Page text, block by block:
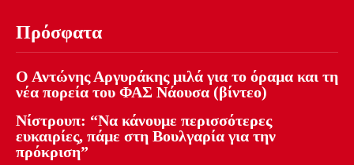
Πρόσφατα
Ο Αντώνης Αργυράκης μιλά για το όραμα και τη
νέα πορεία του ΦΑΣ Νάουσα (βίντεο)
Νίστρουπ: “Να κάνουμε περισσότερες
ευκαιρίες, πάμε στη Βουλγαρία για την
πρόκριση”